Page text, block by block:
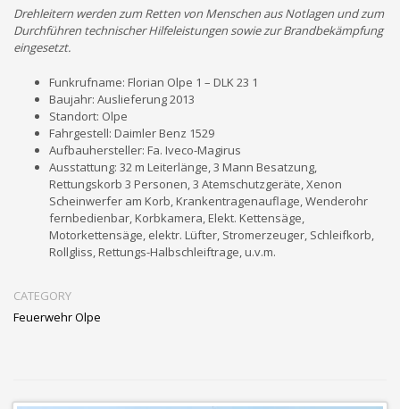
Drehleitern werden zum Retten von Menschen aus Notlagen und zum
Durchführen technischer Hilfeleistungen sowie zur Brandbekämpfung
eingesetzt.
Funkrufname: Florian Olpe 1 – DLK 23 1
Baujahr: Auslieferung 2013
Standort: Olpe
Fahrgestell: Daimler Benz 1529
Aufbauhersteller: Fa. Iveco-Magirus
Ausstattung: 32 m Leiterlänge, 3 Mann Besatzung,
Rettungskorb 3 Personen, 3 Atemschutzgeräte, Xenon
Scheinwerfer am Korb, Krankentragenauflage, Wenderohr
fernbedienbar, Korbkamera, Elekt. Kettensäge,
Motorkettensäge, elektr. Lüfter, Stromerzeuger, Schleifkorb,
Rollgliss, Rettungs-Halbschleiftrage, u.v.m.
CATEGORY
Feuerwehr Olpe